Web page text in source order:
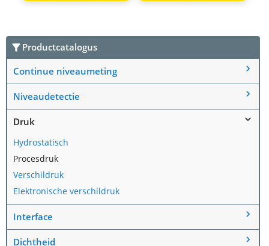
Productcatalogus
Continue niveaumeting
Niveaudetectie
Druk
Hydrostatisch
Procesdruk
Verschildruk
Elektronische verschildruk
Interface
Dichtheid